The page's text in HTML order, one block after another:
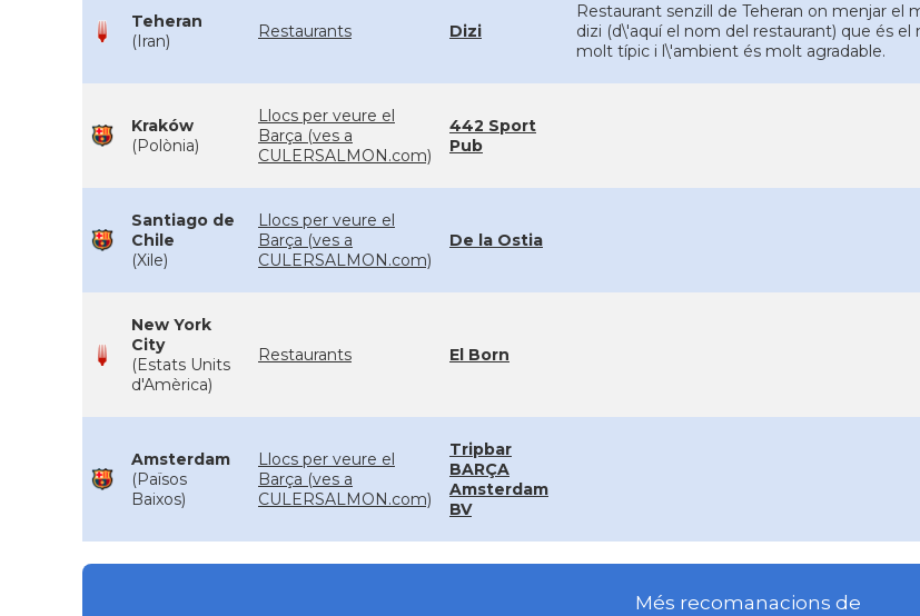
Teheran
(Iran)
Restaurants Dizi
Restaurant senzill de Teheran on menjar el
dizi (d\'aquí el nom del restaurant) que és el
molt típic i l\'ambient és molt agradable.
Kraków
(Polònia)
Llocs per veure el
Barça (ves a
CULERSALMON.com)
442 Sport
Pub
Santiago de
Chile
(Xile)
Llocs per veure el
Barça (ves a
CULERSALMON.com)
De la Ostia
New York
City
(Estats Units
d'Amèrica)
Restaurants El Born
Amsterdam
(Països
Baixos)
Llocs per veure el
Barça (ves a
CULERSALMON.com)
Tripbar
BARÇA
Amsterdam
BV
Més recomanacions de